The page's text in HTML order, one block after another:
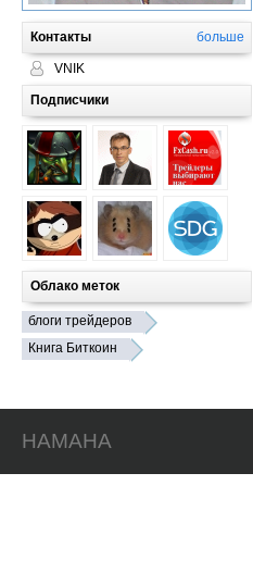
Контакты больше
VNIK
Подписчики
Облако меток
блоги трейдеров
Книга Биткоин
HAMAHA